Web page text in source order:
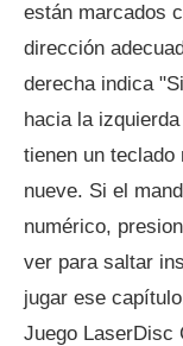
están marcados
dirección
derecha indica
hacia la
tienen un teclado
nueve. Si el
numérico,
ver para saltar
jugar ese
Juego LaserDisc